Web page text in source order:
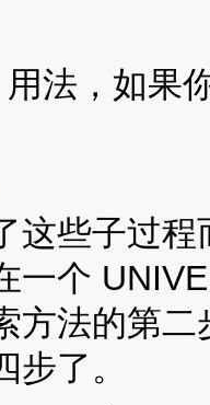
法，如果
这些子过
一个
方法的第
了。